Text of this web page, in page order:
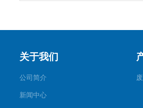
关于我们
公司简介
新闻中心